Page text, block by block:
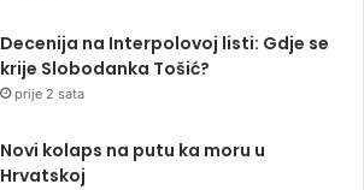
Decenija na Interpolovoj listi: Gdje se
krije Slobodanka Tošić?
prije 2 sata
Novi kolaps na putu ka moru u
Hrvatskoj